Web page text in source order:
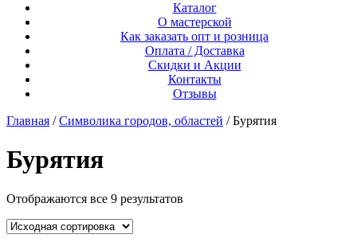
Каталог
О мастерской
Как заказать опт и розница
Оплата / Доставка
Скидки и Акции
Контакты
Отзывы
Главная /Символика городов, областей / Бурятия
Бурятия
Отображаются все 9 результатов